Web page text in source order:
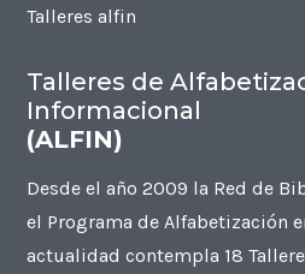
Talleres alfin
Talleres de
Informacional
(ALFIN)
Desde el año 2009 la Red de
el Programa de Alfabetización
actualidad contempla 18